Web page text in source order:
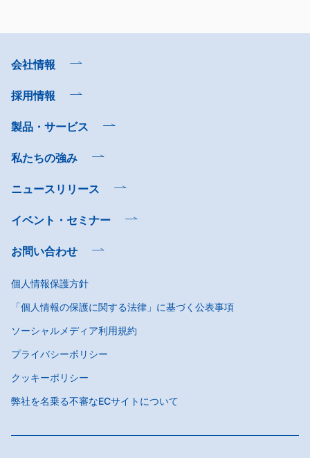
会社情報
採用情報
製品・サービス
私たちの強み
ニュースリリース
イベント・セミナー
お問い合わせ
個人情報保護方針
「個人情報の保護に関する法律」に基づく公表事項
ソーシャルメディア利用規約
プライバシーポリシー
クッキーポリシー
弊社を名乗る不審なECサイトについて